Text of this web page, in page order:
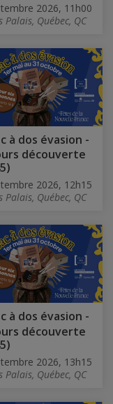
2026, 11h00
Palais, Québec, QC
à dos évasion -
découverte
2026, 12h15
Palais, Québec, QC
à dos évasion -
découverte
2026, 13h15
Palais, Québec, QC